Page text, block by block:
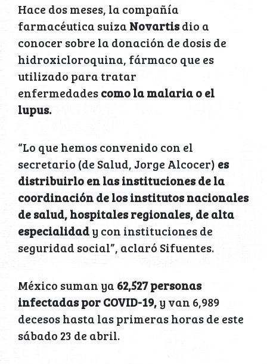
Hace dos meses, la compañía
farmacéutica suiza Novartisdio a
conocer sobre la donación de dosis de
hidroxicloroquina, fármaco que es
utilizado para tratar
enfermedadescomo la malaria o el
lupus.
“Lo que hemos convenido con el
secretario (de Salud, Jorge Alcocer) es
distribuirlo en las instituciones de la
coordinación de los institutos nacionales
de salud, hospitales regionales, de alta
especialidady con instituciones de
seguridad social”, aclaró Sifuentes.
México suman ya 62,527 personas
infectadas por COVID-19,y van 6,989
decesos hasta las primeras horas de este
sábado 23 de abril.